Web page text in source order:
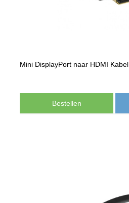
Mini DisplayPort naar HDMI Kabel
Bestellen